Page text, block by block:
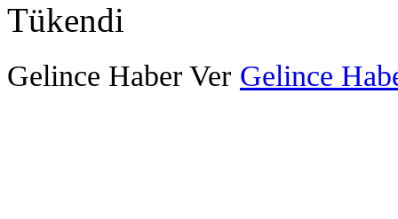
Tükendi
Gelince Haber Ver Gelince